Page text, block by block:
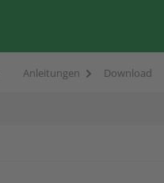
Anleitungen Download